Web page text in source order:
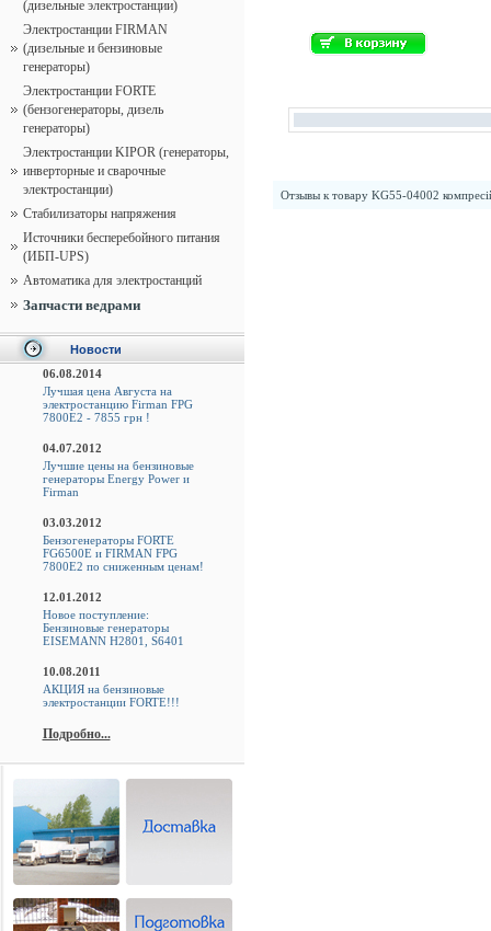
(дизельные электростанции)
Электростанции FIRMAN
(дизельные и бензиновые
генераторы)
Электростанции FORTE
(бензогенераторы, дизель
генераторы)
Электростанции KIPOR (генераторы,
инверторные и сварочные
электростанции)
Стабилизаторы напряжения
Источники бесперебойного питания
(ИБП-UPS)
Автоматика для электростанций
Запчасти ведрами
Новости
06.08.2014
Лучшая цена Августа на
электростанцию Firman FPG
7800E2 - 7855 грн !
04.07.2012
Лучшие цены на бензиновые
генераторы Energy Power и
Firman
03.03.2012
Бензогенераторы FORTE
FG6500E и FIRMAN FPG
7800E2 по сниженным ценам!
12.01.2012
Новое поступление:
Бензиновые генераторы
EISEMANN H2801, S6401
10.08.2011
АКЦИЯ на бензиновые
электростанции FORTE!!!
Подробно...
Отзывы к товару KG55-04002